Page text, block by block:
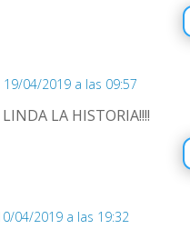
19/04/2019 a las 09:57
LA HISTORIA!!!!
04/2019 a las 19:32